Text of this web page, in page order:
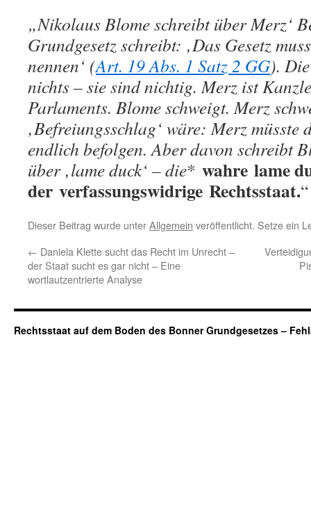
„Nikolaus Blome schreibt über Merz‘
Grundgesetz schreibt: ‚Das Gesetz
nennen‘ (Art. 19 Abs. 1 Satz 2 GG).
nichts – sie sind nichtig. Merz ist
Parlaments. Blome schweigt. Merz
‚Befreiungsschlag‘ wäre: Merz müsste
endlich befolgen. Aber davon schreibt
über ‚lame duck‘ – die* wahre lame
der verfassungswidrige Rechtsstaat.“
Dieser Beitrag wurde unterAllgemein veröffentlicht. Setze ein
← Daniela Klette sucht das Recht im Unrecht –
der Staat sucht es gar nicht – Eine
wortlautzentrierte Analyse
Rechtsstaat auf dem Boden des Bonner Grundgesetzes –